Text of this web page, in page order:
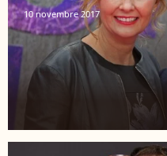
10 novembre 2017